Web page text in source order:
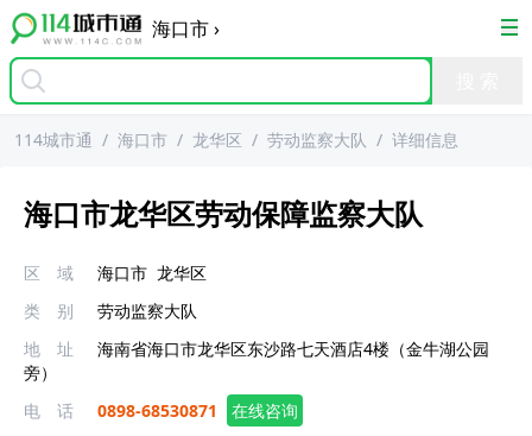
海口市›
114城市通 / 海口市 / 龙华区 / 劳动监察大队 / 详细信息
海口市龙华区劳动保障监察大队
区 域 海口市 龙华区
类 别
劳动监察大队
地 址
海南省海口市龙华区东沙路七天酒店4楼（金牛湖公园
旁）
电 话
0898-68530871
在线咨询